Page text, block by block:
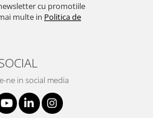
cu promotiile
multe in Politica de
ne in social media